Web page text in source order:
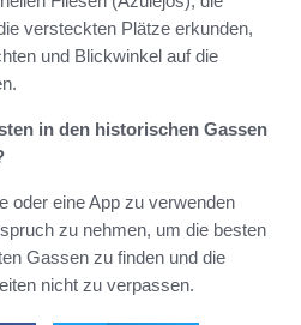
versteckten Plätze erkunden,
und Blickwinkel auf die
in den historischen Gassen
oder eine App zu verwenden
zu nehmen, um die besten
Gassen zu finden und die
nicht zu verpassen.